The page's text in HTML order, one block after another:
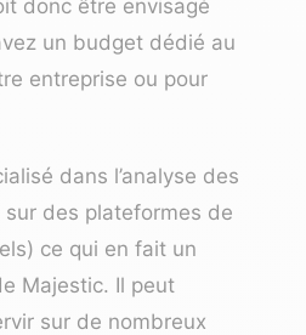
donc être envisagé
un budget dédié au
entreprise ou pour
dans l’analyse des
sur des plateformes de
ce qui en fait un
Majestic. Il peut
sur de nombreux